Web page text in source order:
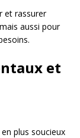
et rassurer
aussi pour
et
plus soucieux